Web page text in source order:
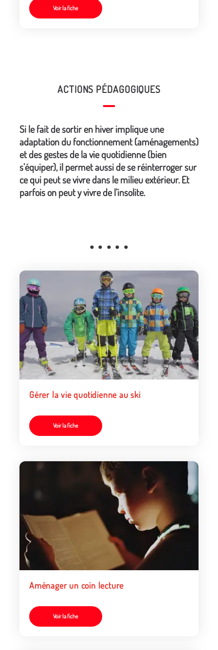
Voir la fiche
ACTIONS PÉDAGOGIQUES
Si le fait de sortir en hiver implique une
adaptation du fonctionnement (aménagements)
et des gestes de la vie quotidienne (bien
s’équiper), il permet aussi de se réinterroger sur
ce qui peut se vivre dans le milieu extérieur. Et
parfois on peut y vivre de l’insolite.
• • • • •
Gérer la vie quotidienne au ski
Voir la fiche
Aménager un coin lecture
Voir la fiche